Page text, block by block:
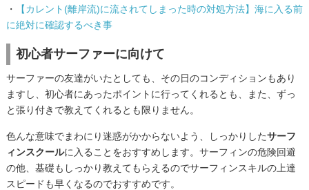
・
【カレント(離岸流)に流されてしまった時の対処方法】海に入る前
に絶対に確認するべき事
初心者サーファーに向けて
サーファーの友達がいたとしても、その日のコンディションもあり
ますし、初心者にあったポイントに行ってくれるとも、また、ずっ
と張り付きで教えてくれるとも限りません。
色んな意味でまわにり迷惑がかからないよう、しっかりしたサーフ
ィンスクールに入ることをおすすめします。サーフィンの危険回避
の他、基礎もしっかり教えてもらえるのでサーフィンスキルの上達
スピードも早くなるのでおすすめです。